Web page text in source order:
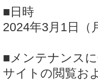
■日時
2024年3月1日（
■メンテナンス
サイトの閲覧お